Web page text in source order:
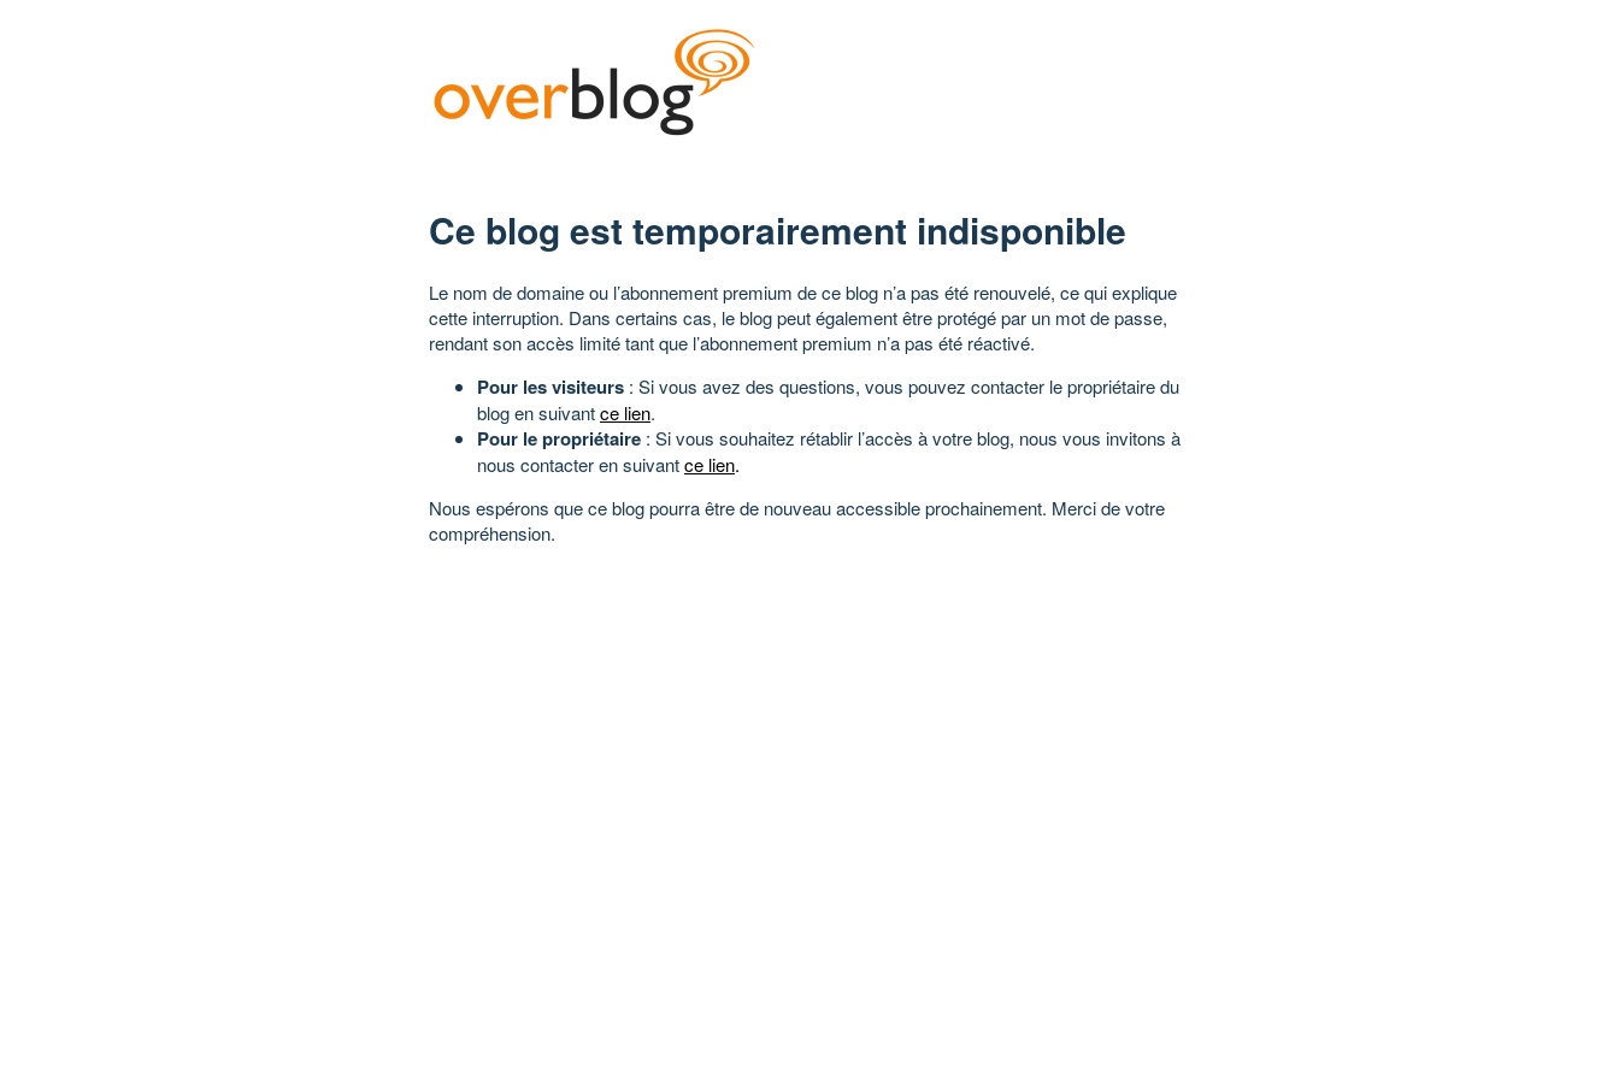
Ce blog est temporairement indisponible
Le nom de domaine ou l’abonnement premium de ce blog n’a pas été renouvelé, ce qui explique
cette interruption. Dans certains cas, le blog peut également être protégé par un mot de passe,
rendant son accès limité tant que l’abonnement premium n’a pas été réactivé.
Pour les visiteurs : Si vous avez des questions, vous pouvez contacter le propriétaire du
blog en suivantce lien.
Pour le propriétaire : Si vous souhaitez rétablir l’accès à votre blog, nous vous invitons à
nous contacter en suivantce lien.
Nous espérons que ce blog pourra être de nouveau accessible prochainement. Merci de votre
compréhension.